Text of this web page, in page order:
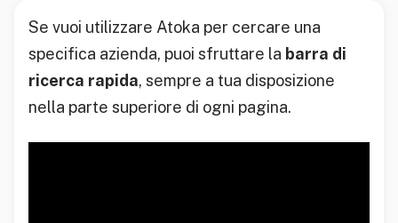
Se vuoi utilizzare Atoka per cercare una
specifica azienda, puoi sfruttare la barra di
ricerca rapida, sempre a tua disposizione
nella parte superiore di ogni pagina.